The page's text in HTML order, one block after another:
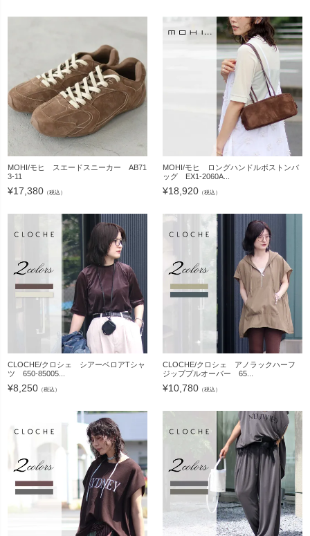
MOHI/モヒ スエードスニーカー AB71
3-11
¥17,380 （税込）
MOHI/モヒ ロングハンドルボストンバ
ッグ EX1-2060A...
¥18,920 （税込）
CLOCHE/クロシェ シアーベロアTシャ
ツ 650-85005...
¥8,250 （税込）
CLOCHE/クロシェ アノラックハーフ
ジッププルオーバー 65...
¥10,780 （税込）